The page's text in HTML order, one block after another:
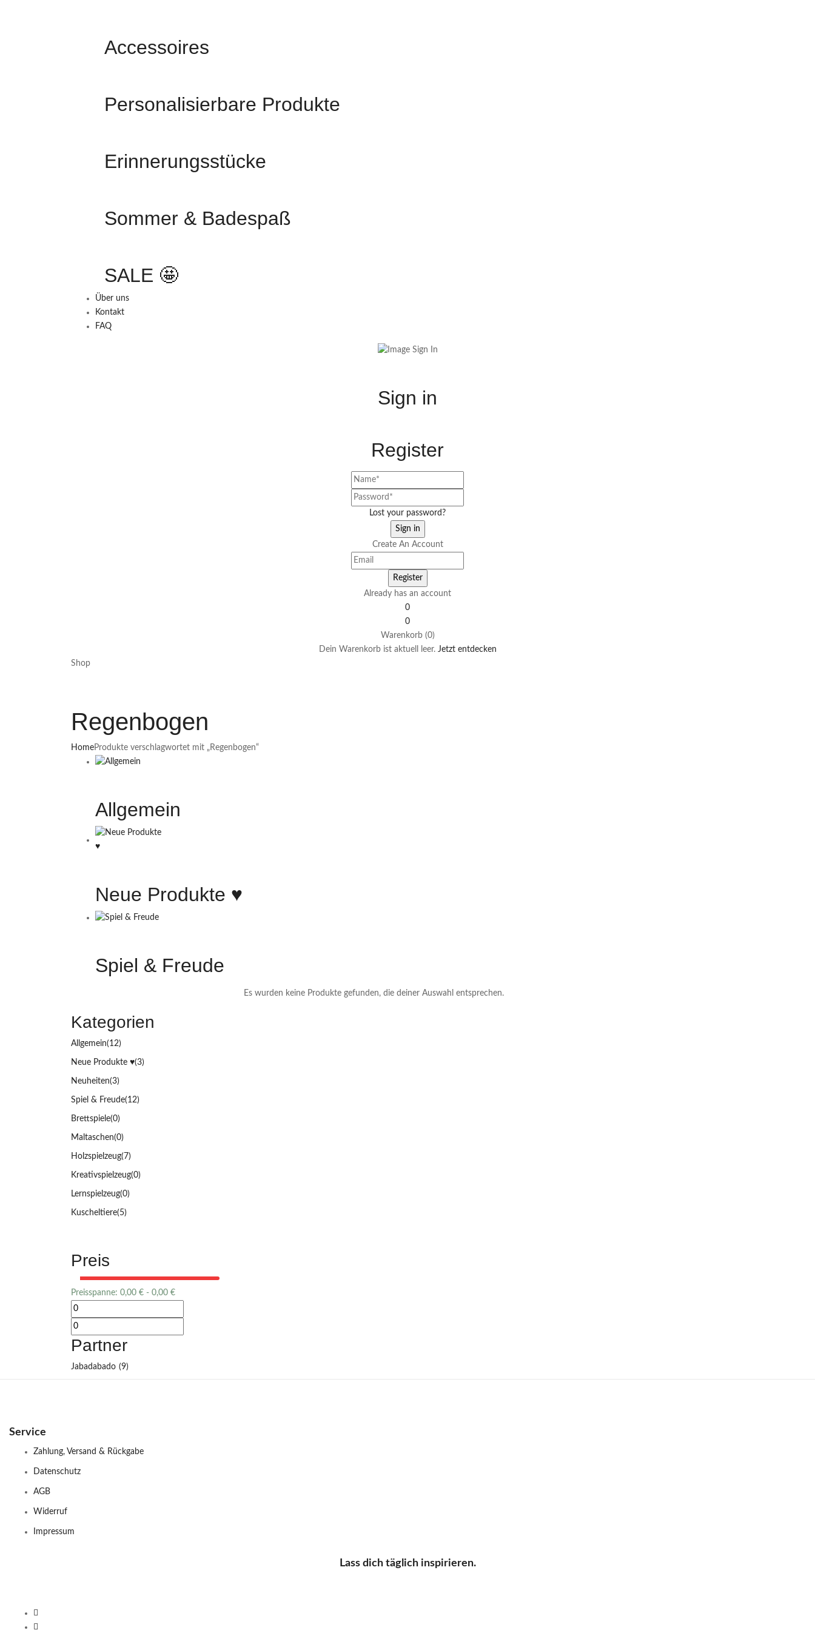
Accessoires
Personalisierbare Produkte
Erinnerungsstücke
Sommer & Badespaß
SALE 🤩
Über uns
Kontakt
FAQ
Sign in
Register
Lost your password?
Create An Account
Already has an account
0
0
Warenkorb (0)
Dein Warenkorb ist aktuell leer. Jetzt entdecken
Shop
Regenbogen
HomeProdukte verschlagwortet mit „Regenbogen“
Allgemein
Neue Produkte ♥️
Spiel & Freude
Kategorien
Allgemein(12)
Neue Produkte ♥️(3)
Neuheiten(3)
Spiel & Freude(12)
Brettspiele(0)
Maltaschen(0)
Holzspielzeug(7)
Kreativspielzeug(0)
Lernspielzeug(0)
Kuscheltiere(5)
Preis
Preisspanne: 0,00 € - 0,00 €
Partner
Jabadabado (9)
Es wurden keine Produkte gefunden, die deiner Auswahl entsprechen.
Service
Zahlung, Versand & Rückgabe
Datenschutz
AGB
Widerruf
Impressum
Lass dich täglich inspirieren.